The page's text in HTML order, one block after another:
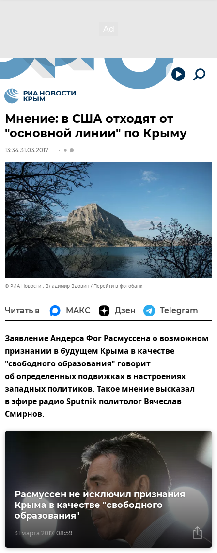
Мнение: в США отходят от
"основной линии" по Крыму
13:34 31.03.2017
© РИА Новости . Владимир Вдовин Перейти в фотобанк
Читать в МАКС Дзен Telegram
Заявление Андерса Фог Расмуссена о возможном
признании в будущем Крыма в качестве
"свободного образования" говорит
об определенных подвижках в настроениях
западных политиков. Такое мнение высказал
в эфире радио Sputnik политолог Вячеслав
Смирнов.
31 марта 2017, 08:59
Расмуссен не исключил признания
Крыма в качестве "свободного
образования"